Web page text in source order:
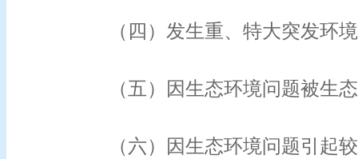
（四）发生重、特大突发环
（五）因生态环境问题被生
（六）因生态环境问题引起